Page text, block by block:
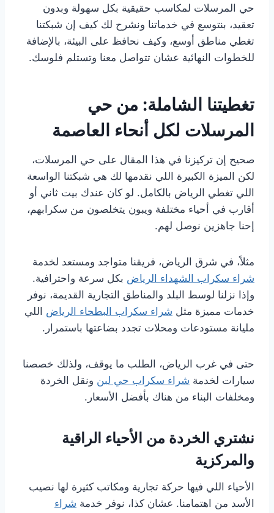
حي المرسلات لمكاسب حقيقية بكل سهولة وبدون
تعقيد، بنتوسع في خدماتنا ونشرح لك كيف إن شبكتنا
تغطي مناطق أوسع، وكيف نحافظ على البيئة، بالإضافة
للخطوات النهائية عشان تتواصل معنا وتستلم فلوسك.
تغطيتنا الشاملة: من حي
المرسلات لكل أنحاء العاصمة
صحيح إن تركيزنا في هذا المقال على حي المرسلات،
لكن الميزة الكبيرة اللي نقدمها لك هي شبكتنا الواسعة
اللي تغطي الرياض بالكامل. لو كان عندك بيت ثاني أو
أقارب في أحياء مختلفة ويبون يتخلصون من سكرابهم،
إحنا جاهزين نوصل لهم.
مثلاً، في شرق الرياض، فريقنا متواجد ومستعد لخدمة
شراء سكراب الشهداء الرياض بكل سرعة واحترافية.
وإذا نزلنا لوسط البلد والمناطق التجارية القديمة، نوفر
خدمات مميزة مثل شراء سكراب البطحاء الرياض اللي
مليانة مستودعات ومحلات تجدد بضاعتها باستمرار.
حتى في غرب الرياض، الطلب ما يوقف، ولذلك خصصنا
سيارات لخدمة شراء سكراب حي لبن ونقل الخردة
ومخلفات البناء من هناك بأفضل الأسعار.
نشتري الخردة من الأحياء الراقية
والمركزية
الأحياء اللي فيها حركة تجارية ومكاتب كثيرة لها نصيب
الأسد من اهتمامنا. عشان كذا، نوفر خدمة شراء